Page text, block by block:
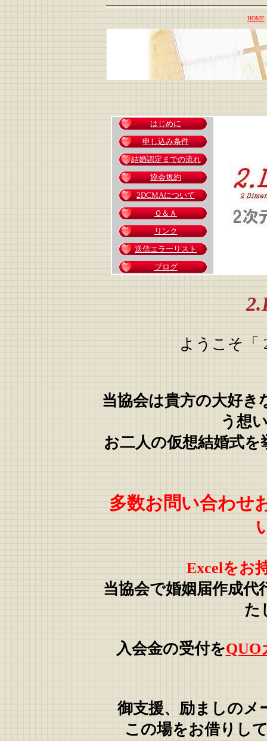
HOME
はじめに
申し込み条件
結婚認定までの流れ
協会規約
2DCMAについて
Ｑ＆Ａ
リンク
送信エラーリスト
ブログ
ようこそ「
当協会は貴方の大好
う想
お二人の仮想結婚式
多数お問い合わせ
Excelをお
当協会で婚姻届作成
た
入会金の受付をQUO
御支援、励ましのメ
この場をお借りし